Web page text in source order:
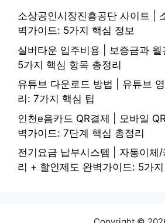
소상공인시장진흥공단 사이트 |
벽가이드: 5가지 핵심 정보
실버타운 입주비용 | 보증금과
5가지 핵심 항목 총정리
유튜브 다운로드 방법 | 유튜브
리: 7가지 핵심 팁
인천e음카드 QR결제 | 모바일
벽가이드: 7단계 핵심 총정리
전기요금 납부시스템 | 자동이체
리 + 할인제도 완벽가이드: 5가